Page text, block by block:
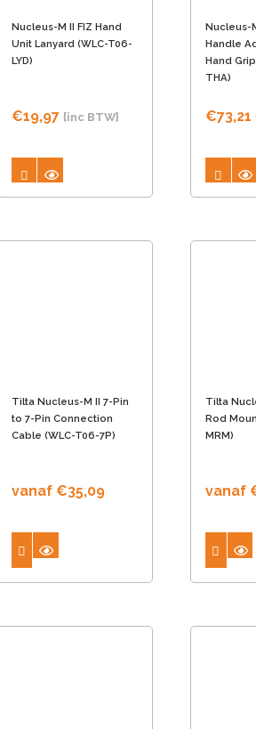
Nucleus-M II FIZ Hand
Unit Lanyard (WLC-T06-
LYD)
€19,97 {inc BTW}
Nucleus-
Handle
Hand
THA)
€73,21
Tilta Nucleus-M II 7-Pin
to 7-Pin Connection
Cable (WLC-T06-7P)
vanaf €35,09
Dit
Tilta
Rod
MRM)
vanaf
Dit